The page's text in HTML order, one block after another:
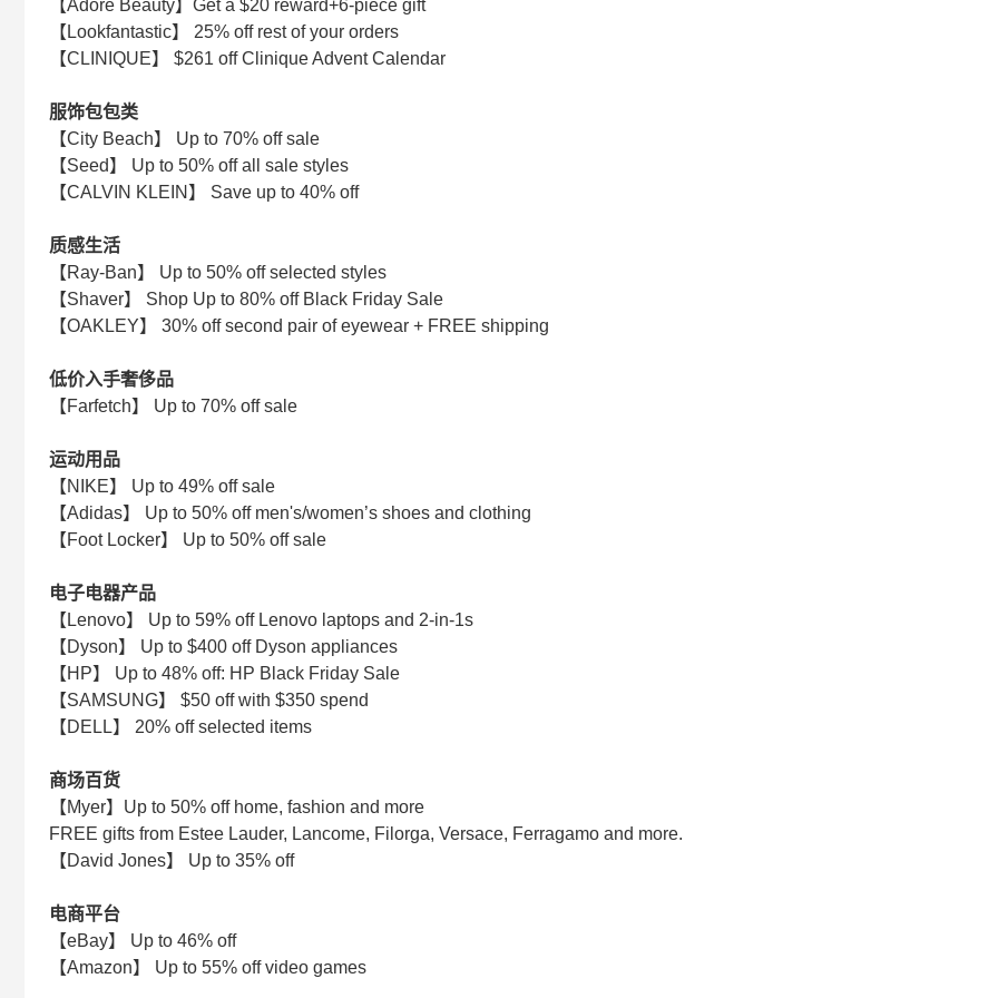
【Adore Beauty】Get a $20 reward+6-piece gift
【Lookfantastic】 25% off rest of your orders
【CLINIQUE】 $261 off Clinique Advent Calendar
服饰包包类
【City Beach】 Up to 70% off sale
【Seed】 Up to 50% off all sale styles
【CALVIN KLEIN】 Save up to 40% off
质感生活
【Ray-Ban】 Up to 50% off selected styles
【Shaver】 Shop Up to 80% off Black Friday Sale
【OAKLEY】 30% off second pair of eyewear + FREE shipping
低价入手奢侈品
【Farfetch】 Up to 70% off sale
运动用品
【NIKE】 Up to 49% off sale
【Adidas】 Up to 50% off men's/women’s shoes and clothing
【Foot Locker】 Up to 50% off sale
电子电器产品
【Lenovo】 Up to 59% off Lenovo laptops and 2-in-1s
【Dyson】 Up to $400 off Dyson appliances
【HP】 Up to 48% off: HP Black Friday Sale
【SAMSUNG】 $50 off with $350 spend
【DELL】 20% off selected items
商场百货
【Myer】Up to 50% off home, fashion and more
FREE gifts from Estee Lauder, Lancome, Filorga, Versace, Ferragamo and more.
【David Jones】 Up to 35% off
电商平台
【eBay】 Up to 46% off
【Amazon】 Up to 55% off video games